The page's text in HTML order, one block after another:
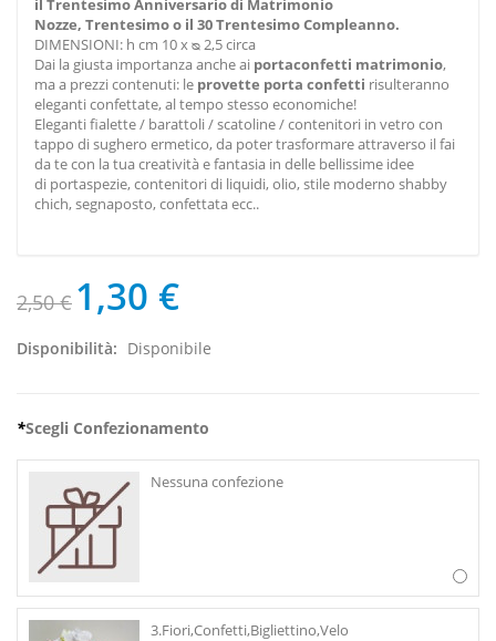
il TrentesimoAnniversario di Matrimonio
Nozze, Trentesimoo il 30 TrentesimoCompleanno.
DIMENSIONI: h cm 10 x ᴓ 2,5 circa
Dai la giusta importanza anche ai portaconfetti matrimonio,
ma a prezzi contenuti: le provette porta confetti risulteranno
eleganti confettate, al tempo stesso economiche!
Eleganti fialette / barattoli / scatoline / contenitori in vetro con
tappo di sughero ermetico, da poter trasformare attraverso il fai
da te con la tua creatività e fantasia in delle bellissime idee
di portaspezie, contenitori di liquidi, olio, stile moderno shabby
chich, segnaposto, confettata ecc..
2,50 € 1,30 €
Disponibilità: Disponibile
*Scegli Confezionamento
Nessuna confezione
3.Fiori,Confetti,Bigliettino,Velo